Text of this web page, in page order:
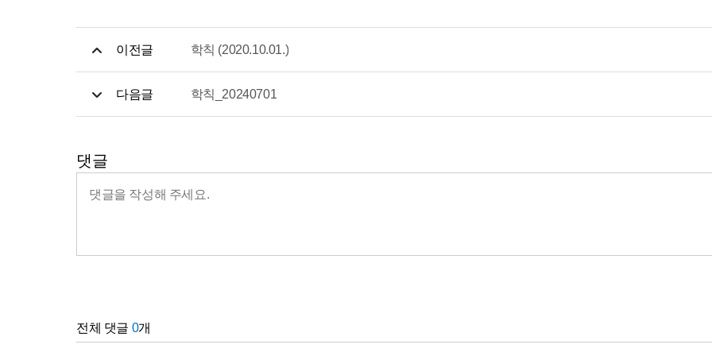
이전글 학칙 (2020.10.01.)
다음글 학칙_20240701
댓글
전체 댓글 0개